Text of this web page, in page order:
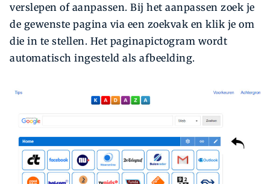
verslepen of aanpassen. Bij het aanpassen zoek je
de gewenste pagina via een zoekvak en klik je om
die in te stellen. Het paginapictogram wordt
automatisch ingesteld als afbeelding.